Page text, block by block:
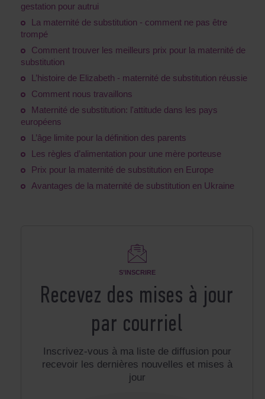
gestation pour autrui
La maternité de substitution - comment ne pas être
trompé
Comment trouver les meilleurs prix pour la maternité de
substitution
L’histoire de Elizabeth - maternité de substitution réussie
Comment nous travaillons
Maternité de substitution: l'attitude dans les pays
européens
L’âge limite pour la définition des parents
Les règles d’alimentation pour une mère porteuse
Prix pour la maternité de substitution en Europe
Avantages de la maternité de substitution en Ukraine
S’INSCRIRE
Recevez des mises à jour
par courriel
Inscrivez-vous à ma liste de diffusion pour
recevoir les dernières nouvelles et mises à
jour